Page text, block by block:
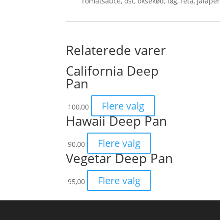
Relaterede varer
California Deep
Pan
100,00 Flere valg
Hawaii Deep Pan
90,00 Flere valg
Vegetar Deep Pan
95,00 Flere valg